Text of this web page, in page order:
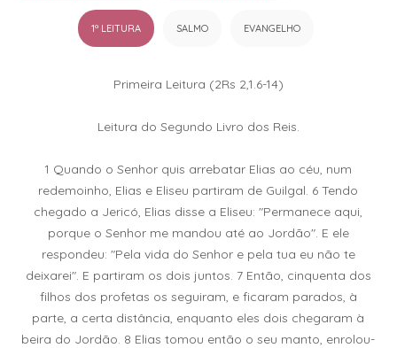
1ª LEITURA SALMO EVANGELHO
Primeira Leitura (2Rs 2,1.6-14)
Leitura do Segundo Livro dos Reis.
1 Quando o Senhor quis arrebatar Elias ao céu, num
redemoinho, Elias e Eliseu partiram de Guilgal. 6 Tendo
chegado a Jericó, Elias disse a Eliseu: "Permanece aqui,
porque o Senhor me mandou até ao Jordão". E ele
respondeu: "Pela vida do Senhor e pela tua eu não te
deixarei". E partiram os dois juntos. 7 Então, cinquenta dos
filhos dos profetas os seguiram, e ficaram parados, à
parte, a certa distância, enquanto eles dois chegaram à
beira do Jordão. 8 Elias tomou então o seu manto, enrolou-